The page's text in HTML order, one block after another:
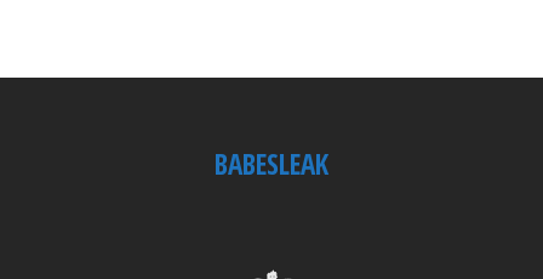
BABESLEAK